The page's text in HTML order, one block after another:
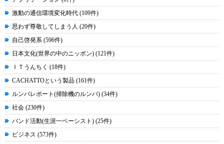
激動の通信環境変化時代 (109件)
思わず尊敬してしまう人 (20件)
自己啓発系 (596件)
日本文化(世界の中のニッポン) (121件)
ＩＴうんちく (18件)
CACHATTOという製品 (161件)
ルンバレポート(掃除機のルンバ) (34件)
社会 (230件)
バンド活動(生涯一ベーシスト) (25件)
ビジネス (573件)